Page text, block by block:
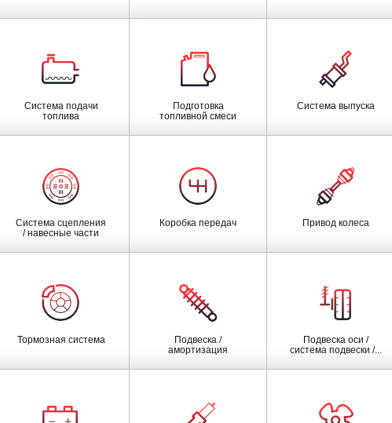
Система подачи
топлива
Подготовка
топливной смеси
Система выпуска
Система сцепления
/ навесные части
Коробка передач Привод колеса
Тормозная система
Подвеска /
амортизация
Подвеска оси /
система подвески /...